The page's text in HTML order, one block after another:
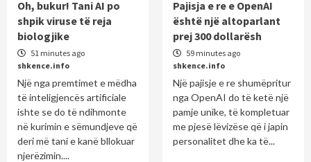
Oh, bukur! Tani AI po
shpik viruse të reja
biologjike
51 minutes ago
shkence.info
Një nga premtimet e mëdha
të inteligjencës artificiale
ishte se do të ndihmonte
në kurimin e sëmundjeve që
deri më tani e kanë bllokuar
njerëzimin....
Pajisja e re e OpenAI
është një altoparlant
prej 300 dollarësh
59 minutes ago
shkence.info
Një pajisje e re shumëpritur
nga OpenAI do të ketë një
pamje unike, të kompletuar
me pjesë lëvizëse që i japin
personalitet dhe ka të...